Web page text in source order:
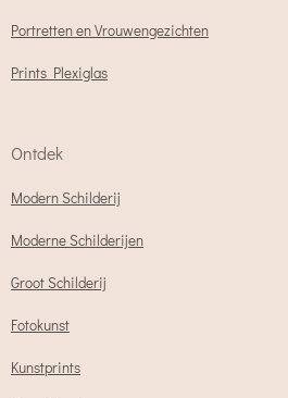
Portretten en Vrouwengezichten
Prints Plexiglas
Ontdek
Modern Schilderij
Moderne Schilderijen
Groot Schilderij
Fotokunst
Kunstprints